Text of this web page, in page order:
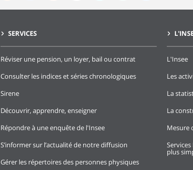
SERVICES
Réviser une pension, un loyer, bail ou contrat
Consulter les indices et séries chronologiques
Sirene
Découvrir, apprendre, enseigner
Répondre à une enquête de l'Insee
S’informer sur l’actualité de notre diffusion
Gérer les répertoires des personnes physiques
L'Insee
Les
La
La
Mesure
plus